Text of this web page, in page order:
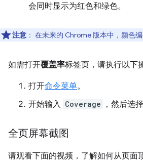
会同时显示为红色和绿色。
注意 ： 在未来的 Chrome 版本中，颜色编
如需打开覆盖率标签页，请执行以下
打开命令菜单。
开始输入 Coverage ，然后选择
全页屏幕截图
请观看下面的视频，了解如何从页面